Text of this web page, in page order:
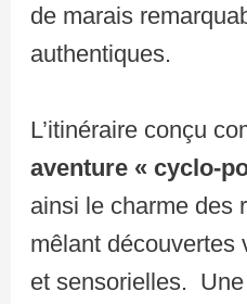
de marais
authentiques.
L’itinéraire conçu
aventure « cyclo-
ainsi le charme des
mêlant découvertes
et sensorielles.